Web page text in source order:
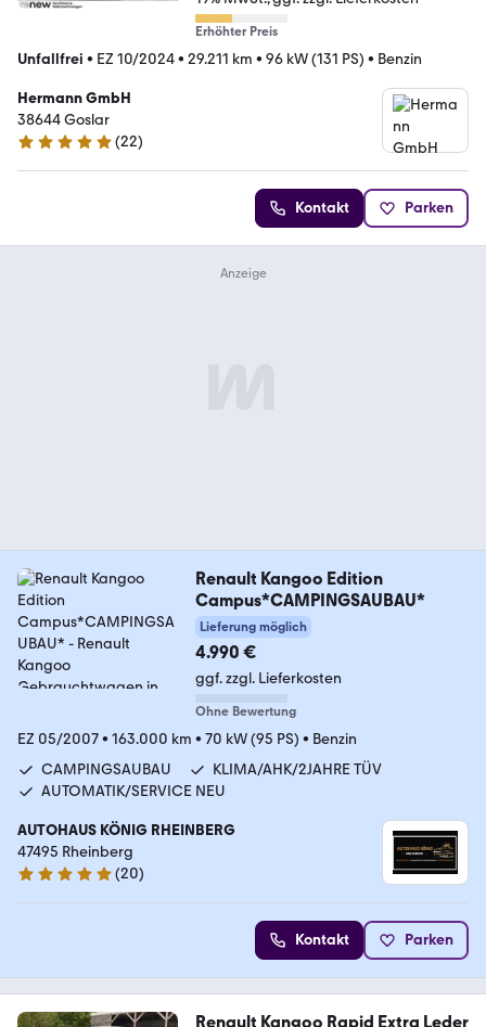
Erhöhter Preis
Unfallfrei • EZ 10/2024• 29.211 km • 96 kW (131 PS) • Benzin
Hermann GmbH
38644 Goslar
5 Sterne
(22)
Kontakt Parken
Renault Kangoo Edition
Campus*CAMPINGSAUBAU*
Lieferung möglich
4.990 €
ggf. zzgl. Lieferkosten
Ohne Bewertung
EZ 05/2007• 163.000 km • 70 kW (95 PS) • Benzin
CAMPINGSAUBAU
KLIMA/AHK/2JAHRE TÜV
AUTOMATIK/SERVICE NEU
AUTOHAUS KÖNIG RHEINBERG
47495 Rheinberg
4.9 Sterne
(20)
Kontakt Parken
Renault Kangoo Rapid Extra Leder